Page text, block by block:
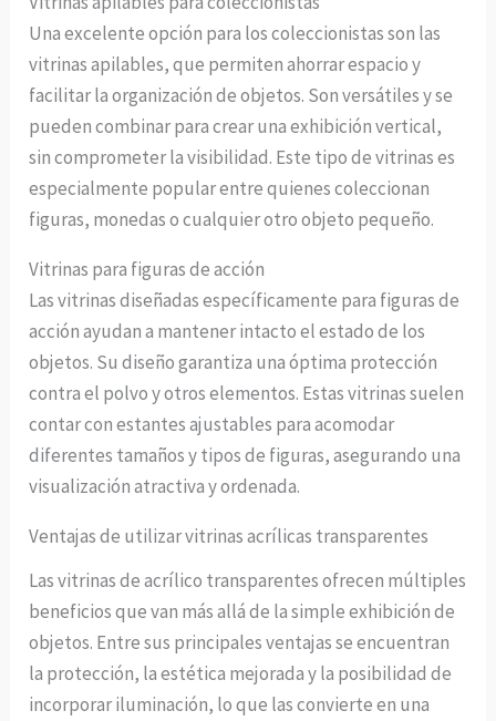
Una excelente opción para los coleccionistas son las
vitrinas apilables, que permiten ahorrar espacio y
facilitar la organización de objetos. Son versátiles y se
pueden combinar para crear una exhibición vertical,
sin comprometer la visibilidad. Este tipo de vitrinas es
especialmente popular entre quienes coleccionan
figuras, monedas o cualquier otro objeto pequeño.
Vitrinas para figuras de acción
Las vitrinas diseñadas específicamente para figuras de
acción ayudan a mantener intacto el estado de los
objetos. Su diseño garantiza una óptima protección
contra el polvo y otros elementos. Estas vitrinas suelen
contar con estantes ajustables para acomodar
diferentes tamaños y tipos de figuras, asegurando una
visualización atractiva y ordenada.
Ventajas de utilizar vitrinas acrílicas transparentes
Las vitrinas de acrílico transparentes ofrecen múltiples
beneficios que van más allá de la simple exhibición de
objetos. Entre sus principales ventajas se encuentran
la protección, la estética mejorada y la posibilidad de
incorporar iluminación, lo que las convierte en una